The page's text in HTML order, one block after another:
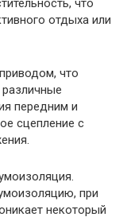
что
отдыха или
что
передним и
сцепление с
при
некоторый